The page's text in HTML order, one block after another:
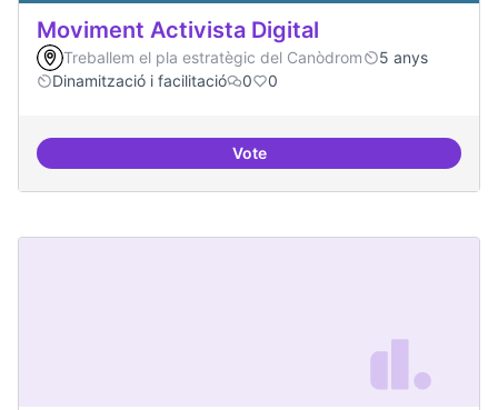
Moviment Activista Digital
Treballem el pla estratègic del Canòdrom
5 anys
Dinamització i facilitació
0 0
VoteMoviment Activista Digital